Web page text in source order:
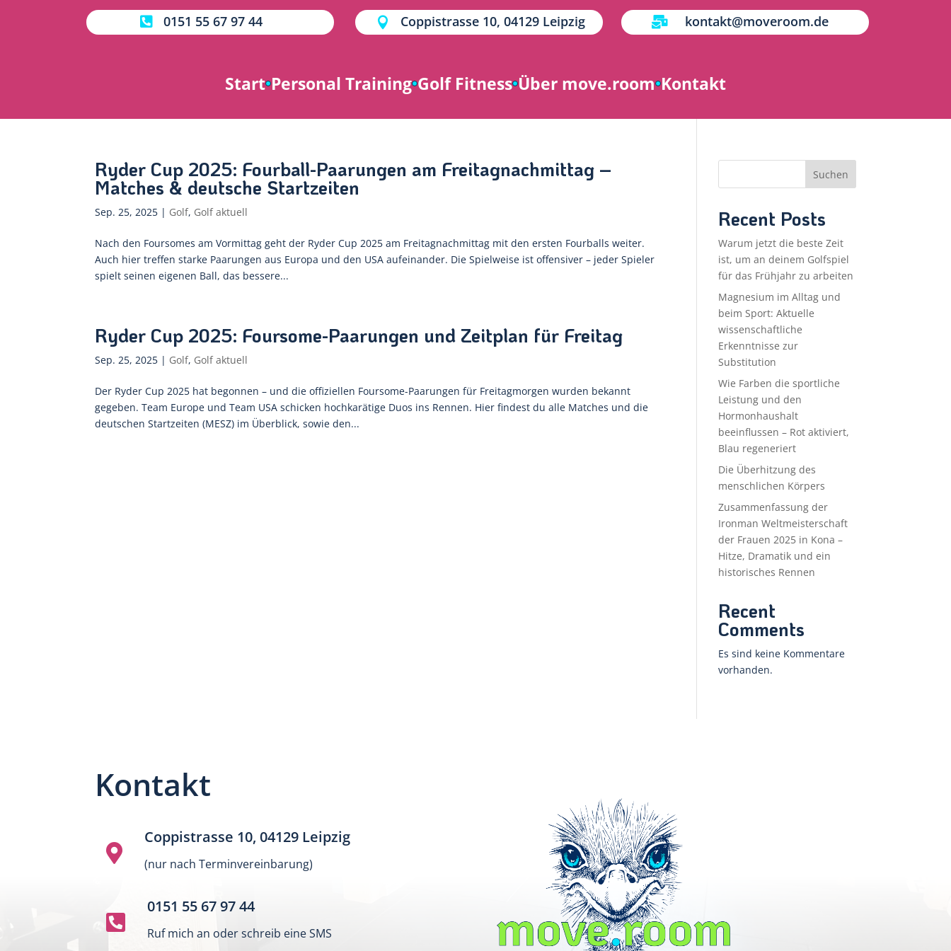
 0151 55 67 97 44  Coppistrasse 10, 04129 Leipzig  kontakt@moveroom.de
Start Personal Training Golf Fitness Über move.room Kontakt
Ryder Cup 2025: Fourball-Paarungen am Freitagnachmittag –
Matches & deutsche Startzeiten
Sep. 25, 2025 | Golf, Golf aktuell
Nach den Foursomes am Vormittag geht der Ryder Cup 2025 am Freitagnachmittag mit den ersten Fourballs weiter.
Auch hier treffen starke Paarungen aus Europa und den USA aufeinander. Die Spielweise ist offensiver – jeder Spieler
spielt seinen eigenen Ball, das bessere...
Ryder Cup 2025: Foursome-Paarungen und Zeitplan für Freitag
Sep. 25, 2025 | Golf, Golf aktuell
Der Ryder Cup 2025 hat begonnen – und die offiziellen Foursome-Paarungen für Freitagmorgen wurden bekannt
gegeben. Team Europe und Team USA schicken hochkarätige Duos ins Rennen. Hier findest du alle Matches und die
deutschen Startzeiten (MESZ) im Überblick, sowie den...
Suchen
Recent Posts
Warum jetzt die beste Zeit
ist, um an deinem Golfspiel
für das Frühjahr zu arbeiten
Magnesium im Alltag und
beim Sport: Aktuelle
wissenschaftliche
Erkenntnisse zur
Substitution
Wie Farben die sportliche
Leistung und den
Hormonhaushalt
beeinflussen – Rot aktiviert,
Blau regeneriert
Die Überhitzung des
menschlichen Körpers
Zusammenfassung der
Ironman Weltmeisterschaft
der Frauen 2025 in Kona –
Hitze, Dramatik und ein
historisches Rennen
Recent
Comments
Es sind keine Kommentare
vorhanden.
Kontakt

Coppistrasse 10, 04129 Leipzig
(nur nach Terminvereinbarung)

0151 55 67 97 44
Ruf mich an oder schreib eine SMS